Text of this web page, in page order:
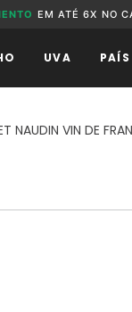
EM ATÉ 6X NO
UVA PAÍS
NAUDIN VIN DE